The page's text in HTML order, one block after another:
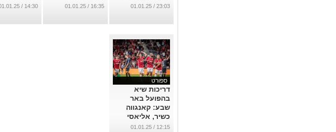
העונה
23:03 / 01.01.25
לחכות
16:35 / 01.01.25
שלב
14:30 / 01.01.25
ספורט
דריכות שיא
בהפועל באר
שבע: קאנגווה
כשיר, אליאסי
יחזור להרכב?
12:15 / 01.01.25